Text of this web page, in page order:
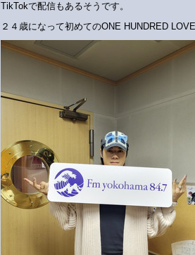
TikTokで配信もあるそうです。
２４歳になって初めてのONE HUNDRED